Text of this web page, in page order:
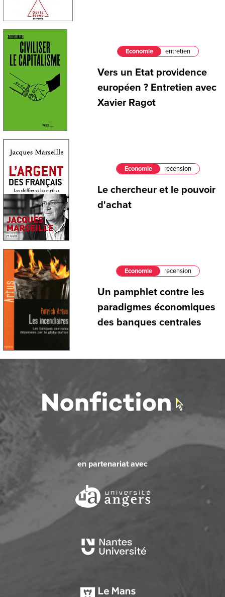
Economie entretien
Vers un Etat providence
européen ? Entretien avec
Xavier Ragot
Economie recension
Le chercheur et le pouvoir
d'achat
Economie recension
Un pamphlet contre les
paradigmes économiques
des banques centrales
en partenariat avec